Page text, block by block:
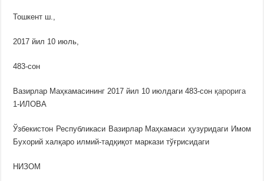
Тошкент ш.,
2017 йил 10 июль,
483-сон
Вазирлар Маҳкамасининг 2017 йил 10 июлдаги 483-сонқарорига
1-ИЛОВА
Ўзбекистон Республикаси Вазирлар Маҳкамаси ҳузуридаги Имом
Бухорий халқаро илмий-тадқиқот маркази тўғрисидаги
НИЗОМ